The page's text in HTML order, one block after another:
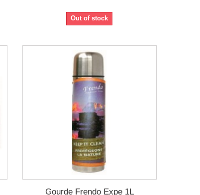
Out of stock
Gourde Frendo Expe 1L